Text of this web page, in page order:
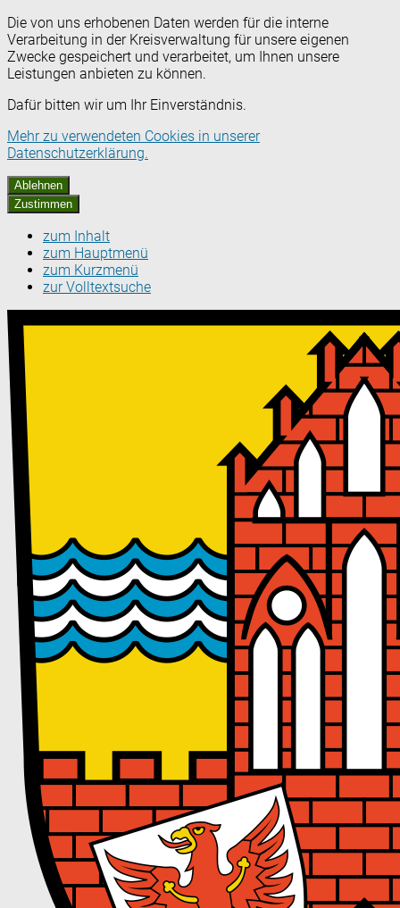
Die von uns erhobenen Daten werden für die interne
Verarbeitung in der Kreisverwaltung für unsere eigenen
Zwecke gespeichert und verarbeitet, um Ihnen unsere
Leistungen anbieten zu können.
Dafür bitten wir um Ihr Einverständnis.
Mehr zu verwendeten Cookies in unserer
Datenschutzerklärung.
Ablehnen
Zustimmen
zum Inhalt
zum Hauptmenü
zum Kurzmenü
zur Volltextsuche